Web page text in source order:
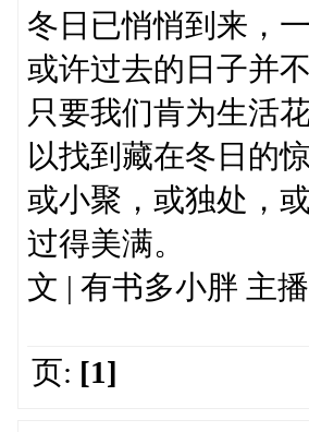
冬日已悄悄到来，
或许过去的日子并
只要我们肯为生活
以找到藏在冬日的惊
或小聚，或独处，
过得美满。
文 | 有书多小胖 主
页: [1]